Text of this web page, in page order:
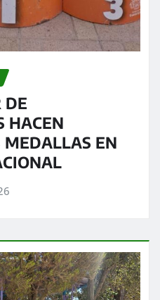
DE
HACEN
MEDALLAS EN